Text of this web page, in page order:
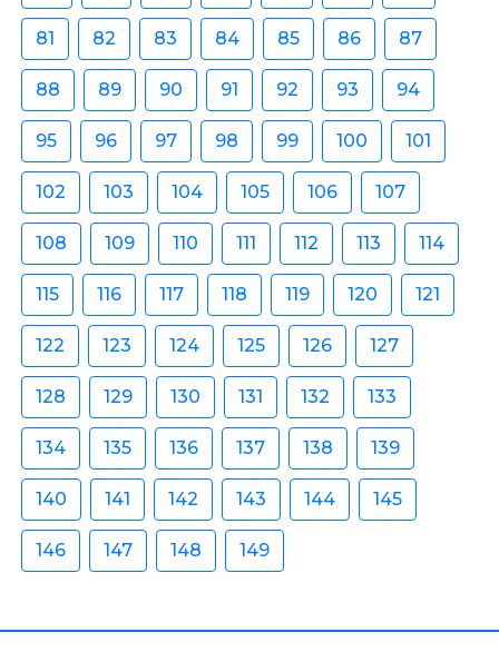
81 82 83 84 85 86 87
88 89 90 91 92 93 94
95 96 97 98 99 100 101
102 103 104 105 106 107
108 109 110 111 112 113 114
115 116 117 118 119 120 121
122 123 124 125 126 127
128 129 130 131 132 133
134 135 136 137 138 139
140 141 142 143 144 145
146 147 148 149